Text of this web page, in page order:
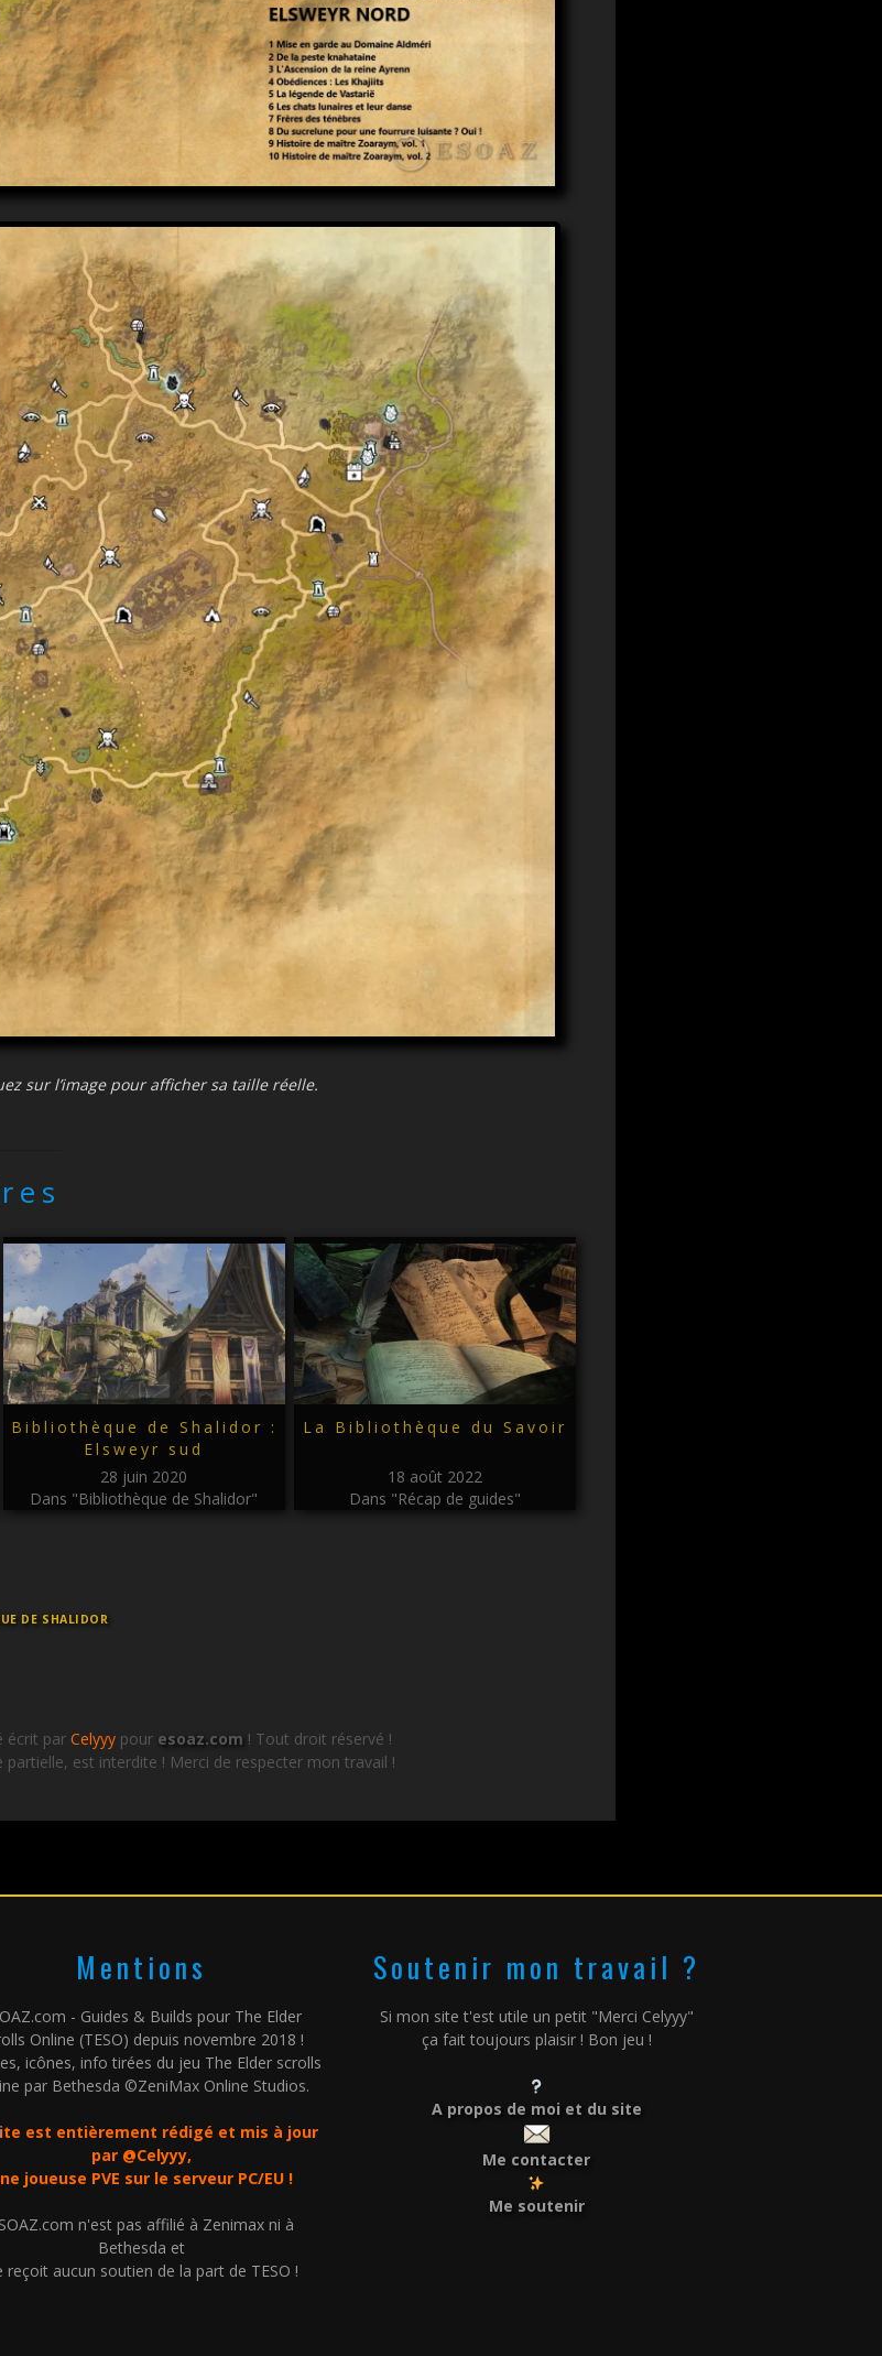
sur l’image pour afficher sa taille réelle.
Bibliothèque de Shalidor :
Elsweyr sud
28 juin 2020
Dans "Bibliothèque de Shalidor"
La Bibliothèque du Savoir
18 août 2022
Dans "Récap de guides"
DE SHALIDOR
écrit parCelyyy pour esoaz.com ! Tout droit réservé !
partielle, est interdite ! Merci de respecter mon travail !
Mentions
- Guides & Builds pour The Elder
Online (TESO) depuis novembre 2018 !
icônes, info tirées du jeu The Elder scrolls
par Bethesda ©ZeniMax Online Studios.
est entièrement rédigé et mis à jour
par @Celyyy,
joueuse PVE sur le serveur PC/EU !
n'est pas affilié à Zenimax ni à
Bethesda et
reçoit aucun soutien de la part de TESO !
Soutenir mon travail ?
Si mon site t'est utile un petit "Merci Celyyy"
ça fait toujours plaisir ! Bon jeu !
A propos de moi et du site
Me contacter
Me soutenir